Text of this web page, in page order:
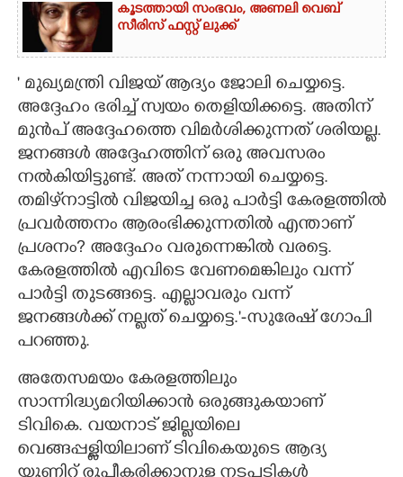
കൂടത്തായി സംഭവം, അണലി വെബ്
സീരിസ് ഫസ്റ്റ് ലുക്ക്
' മുഖ്യമന്ത്രി വിജയ് ആദ്യം ജോലി ചെയ്യട്ടെ.
അദ്ദേഹം ഭരിച്ച് സ്വയം തെളിയിക്കട്ടെ. അതിന്
മുൻപ് അദ്ദേഹത്തെ വിമർശിക്കുന്നത് ശരിയല്ല.
ജനങ്ങൾ അദ്ദേഹത്തിന് ഒരു അവസരം
നൽകിയിട്ടുണ്ട്. അത് നന്നായി ചെയ്യട്ടെ.
തമിഴ്‌നാട്ടിൽ വിജയിച്ച ഒരു പാർട്ടി കേരളത്തിൽ
പ്രവർത്തനം ആരംഭിക്കുന്നതിൽ എന്താണ്
പ്രശനം? അദ്ദേഹം വരുന്നെങ്കിൽ വരട്ടെ.
കേരളത്തിൽ എവിടെ വേണമെങ്കിലും വന്ന്
പാർട്ടി തുടങ്ങട്ടെ. എല്ലാവരും വന്ന്
ജനങ്ങൾക്ക് നല്ലത് ചെയ്യട്ടെ.'-സുരേഷ് ഗോപി
പറഞ്ഞു.
അതേസമയം കേരളത്തിലും
സാന്നിദ്ധ്യമറിയിക്കാൻ ഒരുങ്ങുകയാണ്
ടിവികെ. വയനാട് ജില്ലയിലെ
വെങ്ങപ്പള്ളിയിലാണ് ടിവികെയുടെ ആദ്യ